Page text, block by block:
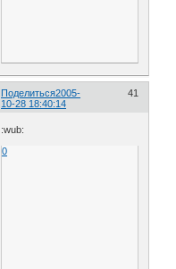
Поделиться 41
2005-
10-28 18:40:14
:wub:
0